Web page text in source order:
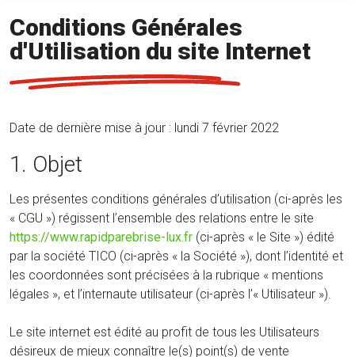
Conditions Générales
d'Utilisation du site Internet
Date de dernière mise à jour : lundi 7 février 2022
1. Objet
Les présentes conditions générales d’utilisation (ci-après les
« CGU ») régissent l’ensemble des relations entre le site
https://www.rapidparebrise-lux.fr (ci-après « le Site ») édité
par la société TICO (ci-après « la Société »), dont l’identité et
les coordonnées sont précisées à la rubrique « mentions
légales », et l’internaute utilisateur (ci-après l’« Utilisateur »).
Le site internet est édité au profit de tous les Utilisateurs
désireux de mieux connaître le(s) point(s) de vente